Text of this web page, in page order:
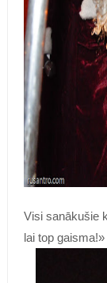
Visi sanākušie
lai top